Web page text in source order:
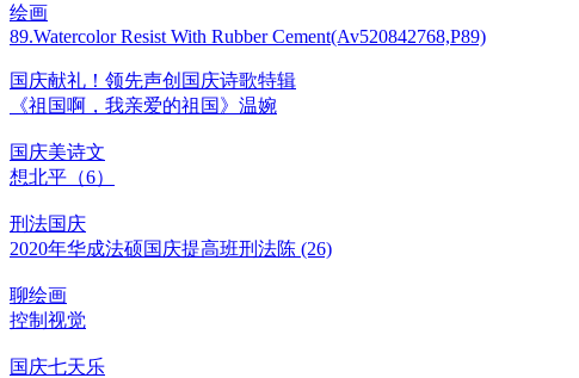
绘画
89.Watercolor Resist With Rubber Cement(Av520842768,P89)
国庆献礼！领先声创国庆诗歌特辑
《祖国啊，我亲爱的祖国》温婉
国庆美诗文
想北平（6）
刑法国庆
2020年华成法硕国庆提高班刑法陈 (26)
聊绘画
控制视觉
国庆七天乐